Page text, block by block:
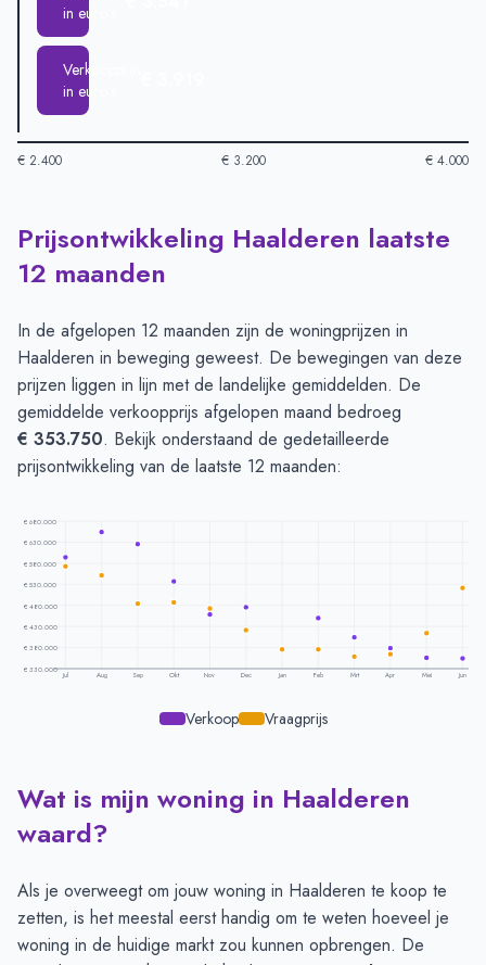
in euro's
Verkoopprijs
in euro's
€ 2.400 € 3.200 € 4.000
Huizenprijzen in Haalderen per m2-Afgelopen 3 maanden
Type
Vraagprijs in euro's
Verkoopprijs in euro's
Prijsontwikkeling Haalderen laatste
12 maanden
In de afgelopen 12 maanden zijn de woningprijzen in
Haalderen in beweging geweest. De bewegingen van deze
prijzen liggen in lijn met de landelijke gemiddelden. De
gemiddelde verkoopprijs afgelopen maand bedroeg
€ 353.750. Bekijk onderstaand de gedetailleerde
prijsontwikkeling van de laatste 12 maanden:
€ 680.000
€ 630.000
€ 580.000
€ 530.000
€ 480.000
€ 430.000
€ 380.000
€ 330.000
Jul Aug Sep Okt Nov Dec Jan Feb Mrt Apr Mei Jun
Verkoop Vraagprijs
Prijsontwikkeling per maand -Haalderen
Maand
Vraagprijs
Verkoopprijs
Juli
Augustus
September
€ 483.900 € 625.498
Oktober
€ 486.583
€ 537.315
Wat is mijn woning in Haalderen
waard?
Als je overweegt om jouw woning in Haalderen te koop te
zetten, is het meestal eerst handig om te weten hoeveel je
woning in de huidige markt zou kunnen opbrengen. De